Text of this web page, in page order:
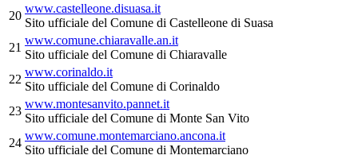
20
www.castelleone.disuasa.it
Sito ufficiale del Comune di Castelleone di Suasa
21
www.comune.chiaravalle.an.it
Sito ufficiale del Comune di Chiaravalle
22
www.corinaldo.it
Sito ufficiale del Comune di Corinaldo
23
www.montesanvito.pannet.it
Sito ufficiale del Comune di Monte San Vito
24
www.comune.montemarciano.ancona.it
Sito ufficiale del Comune di Montemarciano